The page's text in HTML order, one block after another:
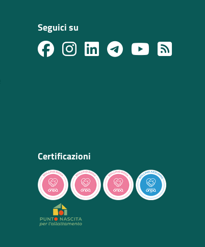
Seguici su
Certificazioni